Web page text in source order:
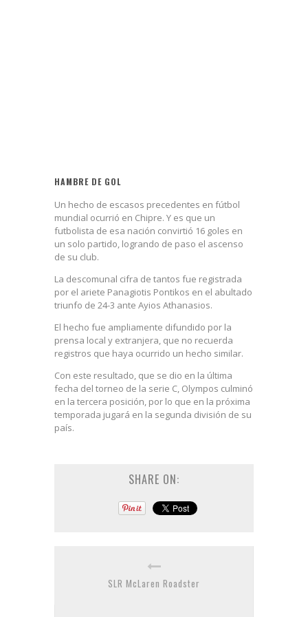
HAMBRE DE GOL
Un hecho de escasos precedentes en fútbol
mundial ocurrió en Chipre. Y es que un
futbolista de esa nación convirtió 16 goles en
un solo partido, logrando de paso el ascenso
de su club.
La descomunal cifra de tantos fue registrada
por el ariete Panagiotis Pontikos en el abultado
triunfo de 24-3 ante Ayios Athanasios.
El hecho fue ampliamente difundido por la
prensa local y extranjera, que no recuerda
registros que haya ocurrido un hecho similar.
Con este resultado, que se dio en la última
fecha del torneo de la serie C, Olympos culminó
en la tercera posición, por lo que en la próxima
temporada jugará en la segunda división de su
país.
SHARE ON:
SLR McLaren Roadster